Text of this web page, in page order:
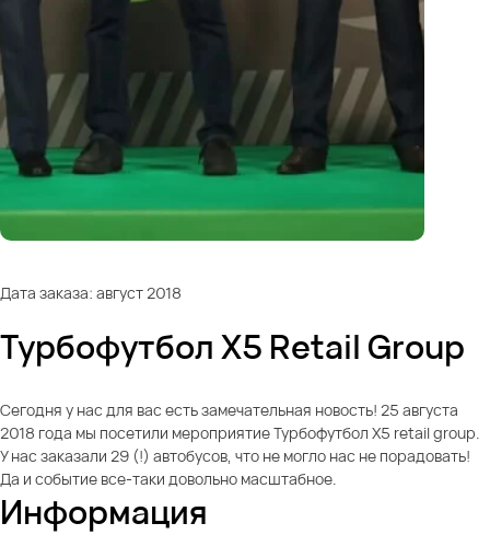
Дата заказа: август 2018
Турбофутбол X5 Retail Group
Сегодня у нас для вас есть замечательная новость! 25 августа
2018 года мы посетили мероприятие Турбофутбол X5 retail group.
У нас заказали 29 (!) автобусов, что не могло нас не порадовать!
Да и событие все-таки довольно масштабное.
Информация